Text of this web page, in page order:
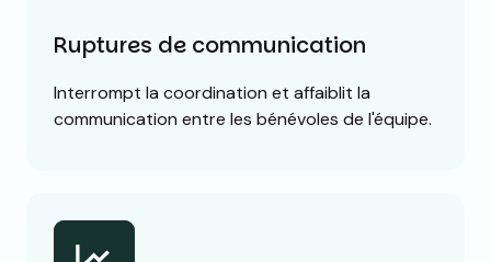
Ruptures de communication
Interrompt la coordination et affaiblit la
communication entre les bénévoles de l'équipe.